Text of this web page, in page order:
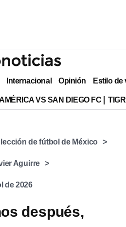
Internacional Opinión Estilo de
VS SAN DIEGO FC
de fútbol de México
Aguirre
de 2026
después,